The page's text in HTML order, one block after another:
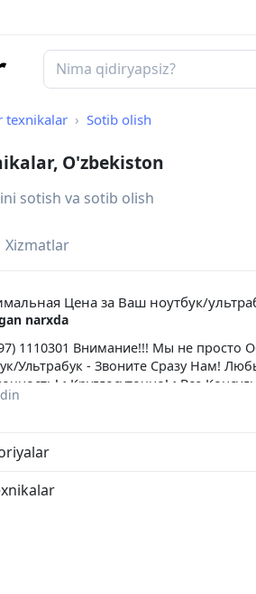
texnikalar Sotib olish
O'zbekiston
sotish va sotib olish
Xizmatlar
Цена за Ваш ноутбук/
narxda
1110301 Внимание!!! Мы не
Ультрабук - Звоните Сразу Нам!
• Круглосуточно! • Все
о Своих Клиентах! • Оплата